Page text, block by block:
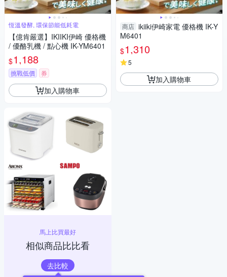
恆溫發酵, 環保節能低耗電
【億肯嚴選】IKIIKI伊崎 優格機
/ 優酪乳機 / 點心機 IK-YM6401
$1,188
挑戰低價 券
加入購物車
馬上比買最好
相似商品比比看
去比較
商店 ikiiki伊崎家電 優格機 IK-Y
M6401
$1,310
5
加入購物車